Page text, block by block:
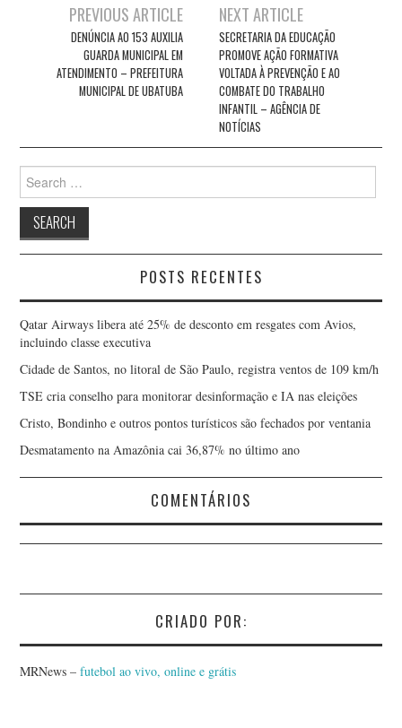
navigation
PREVIOUS ARTICLE
DENÚNCIA AO 153 AUXILIA
GUARDA MUNICIPAL EM
ATENDIMENTO – PREFEITURA
MUNICIPAL DE UBATUBA
NEXT ARTICLE
SECRETARIA DA EDUCAÇÃO
PROMOVE AÇÃO FORMATIVA
VOLTADA À PREVENÇÃO E AO
COMBATE DO TRABALHO
INFANTIL – AGÊNCIA DE
NOTÍCIAS
for:
POSTS RECENTES
Qatar Airways libera até 25% de desconto em resgates com Avios,
incluindo classe executiva
Cidade de Santos, no litoral de São Paulo, registra ventos de 109 km/h
TSE cria conselho para monitorar desinformação e IA nas eleições
Cristo, Bondinho e outros pontos turísticos são fechados por ventania
Desmatamento na Amazônia cai 36,87% no último ano
COMENTÁRIOS
CRIADO POR:
MRNews –futebol ao vivo, online e grátis